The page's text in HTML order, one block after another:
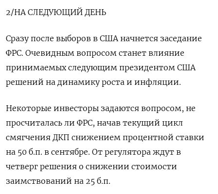
2/НА СЛЕДУЮЩИЙ ДЕНЬ
Сразу после выборов в США начнется заседание
ФРС. Очевидным вопросом станет влияние
принимаемых следующим президентом США
решений на динамику роста и инфляции.
Некоторые инвесторы задаются вопросом, не
просчиталась ли ФРС, начав текущий цикл
смягчения ДКП снижением процентной ставки
на 50 б.п. в сентябре. От регулятора ждут в
четверг решения о снижении стоимости
заимствований на 25 б.п.